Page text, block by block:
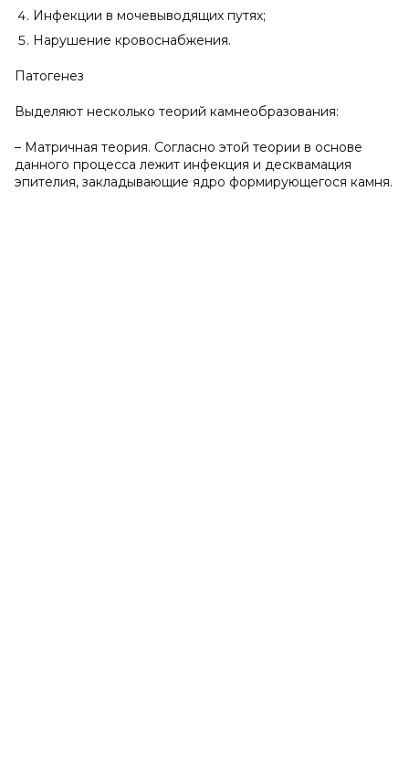
Инфекции в мочевыводящих путях;
Нарушение кровоснабжения.
Патогенез
Выделяют несколько теорий камнеобразования:
– Матричная теория. Согласно этой теории в основе
данного процесса лежит инфекция и десквамация
эпителия, закладывающие ядро формирующегося камня.